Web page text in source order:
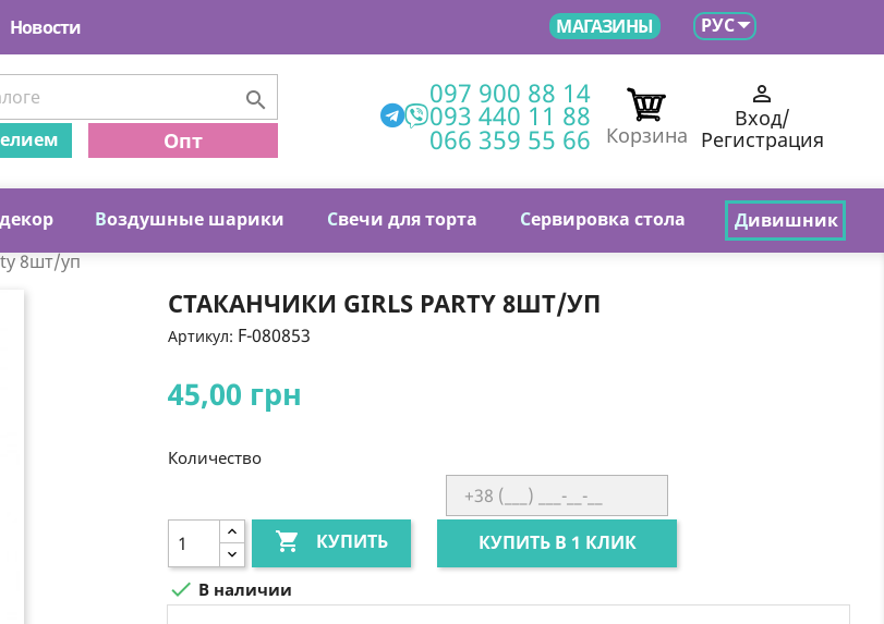
Новости МАГАЗИНЫ РУС
Воздушные шарики Свечи для торта Сервировка стола Дивишник

Опт
097 900 88 14
093 440 11 88
066 359 55 66 Корзина

Вход/
Регистрация
8шт/уп
СТАКАНЧИКИ GIRLS PARTY 8ШТ/УП
Артикул: F-080853
45,00 грн
Количество
 КУПИТЬ КУПИТЬ В 1 КЛИК
 В наличии